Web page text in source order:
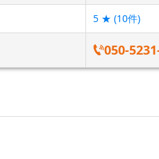
5 ★ (10件)
050-